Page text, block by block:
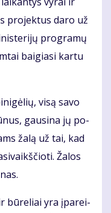
pro­jek­tus da­ro už
pro­gra­mų
bai­gia­si kar­tu
vi­są sa­vo
gau­si­na jų po­
ža­lą už tai, kad
Ža­los
bū­re­liai yra įpa­rei­